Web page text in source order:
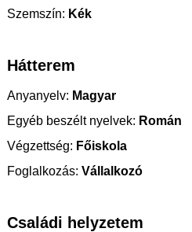
Szemszín: Kék
Hátterem
Anyanyelv: Magyar
Egyéb beszélt nyelvek: Román
Végzettség: Főiskola
Foglalkozás: Vállalkozó
Családi helyzetem